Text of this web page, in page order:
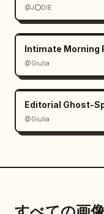
@J⭕DIE
Intimate Morning
@Giulia
Editorial Ghost-
@Giulia